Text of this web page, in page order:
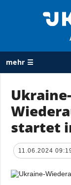
mehr ☰
ALLE
RUBRIKEN
Krieg
Politik
Ukraine-
startet
11.06.2024